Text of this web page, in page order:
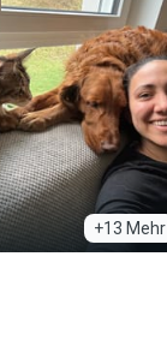
+13 Mehr